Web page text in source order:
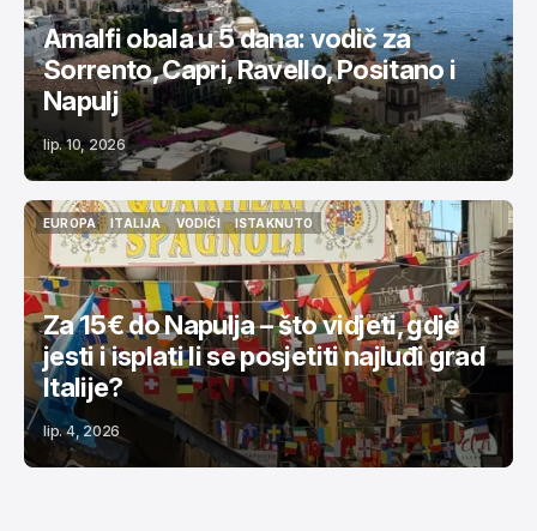
Amalfi obala u 5 dana: vodič za
Sorrento, Capri, Ravello, Positano i
Napulj
lip. 10, 2026
EUROPA
EUROPA
ITALIJA
ITALIJA
VODIČI
VODIČI
ISTAKNUTO
ISTAKNUTO
Za 15€ do Napulja – što vidjeti, gdje
jesti i isplati li se posjetiti najluđi grad
Italije?
lip. 4, 2026